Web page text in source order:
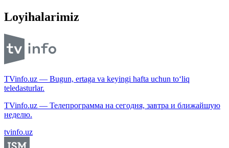
Loyihalarimiz
TVinfo.uz — Bugun, ertaga va keyingi hafta uchun to‘liq
teledasturlar.
TVinfo.uz — Телепрограмма на сегодня, завтра и ближайшую
неделю.
tvinfo.uz